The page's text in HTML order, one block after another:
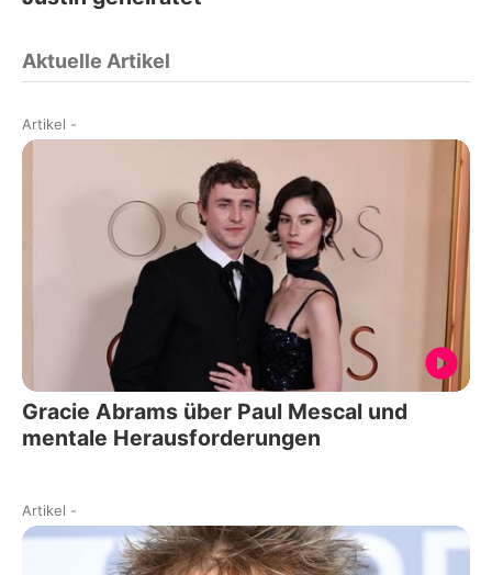
Aktuelle Artikel
Artikel -
Gracie Abrams über Paul Mescal und
mentale Herausforderungen
Artikel -